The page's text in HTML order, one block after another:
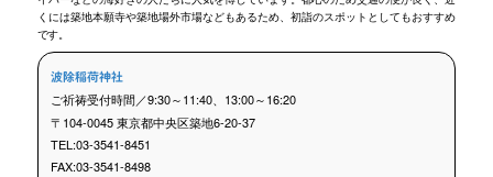
くには築地本願寺や築地場外市場などもあるため、初詣のスポットとしてもおすすめ
です。
波除稲荷神社
ご祈祷受付時間／9:30～11:40、13:00～16:20
〒104-0045 東京都中央区築地6-20-37
TEL:03-3541-8451
FAX:03-3541-8498